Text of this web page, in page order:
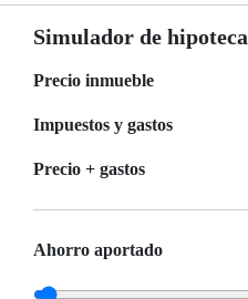
Simulador de hipoteca
Precio inmueble
Impuestos y gastos
Precio + gastos
Ahorro aportado